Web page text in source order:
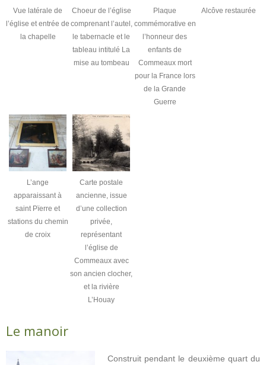
Vue latérale de
l’église et entrée de
la chapelle
Choeur de l’église
comprenant l’autel,
le tabernacle et le
tableau intitulé La
mise au tombeau
Plaque
commémorative en
l’honneur des
enfants de
Commeaux mort
pour la France lors
de la Grande
Guerre
Alcôve restaurée
L’ange
apparaissant à
saint Pïerre et
stations du chemin
de croix
Carte postale
ancienne, issue
d’une collection
privée,
représentant
l’église de
Commeaux avec
son ancien clocher,
et la rivière
L’Houay
Le manoir
Construit pendant le deuxième quart du